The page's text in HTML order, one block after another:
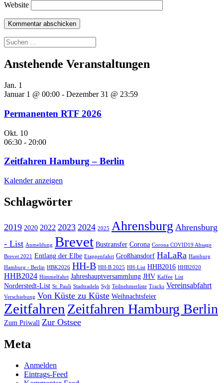
Website
Suchen
nach:
Anstehende Veranstaltungen
Jan. 1
Januar 1 @ 00:00 - Dezember 31 @ 23:59
Permanenten RTF 2026
Okt. 10
06:30 - 20:00
Zeitfahren Hamburg – Berlin
Kalender anzeigen
Schlagwörter
2019 2020 2022 2023 2024 2025 Ahrensburg Ahrensburg
- List Anmeldung Brevet Bustransfer Corona Corona COVID19 Absage
Brevet 2021 Entlang der Elbe Etappenfahrt Großhansdorf HaLaRa Hamburg
Hamburg - Berlin HBK2026 HH-B HH-B 2025 HH-List HHB2016 HHB2020
HHB2024 Himmelfahrt Jahreshauptversammlung JHV Kaffee List
Norderstedt-List St. Pauli Stadtradeln Sylt Teilnehmerliste Tracks Vereinsabfahrt
Verschiebung Von Küste zu Küste Weihnachtsfeier
Zeitfahren Zeitfahren Hamburg Berlin
Zum Priwall Zur Ostsee
Meta
Anmelden
Eintrags-Feed